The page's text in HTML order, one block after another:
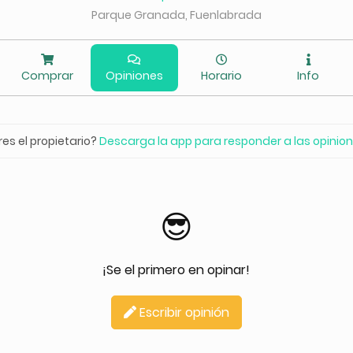
Parque Granada, Fuenlabrada
Comprar Opiniones Horario Info
el propietario? Descarga la app para responder a las
😎
¡Se el primero en opinar!
Escribir opinión